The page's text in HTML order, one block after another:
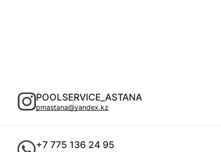
POOLSERVICE_ASTANA
pmastana@yandex.kz
+7 775 136 24 95